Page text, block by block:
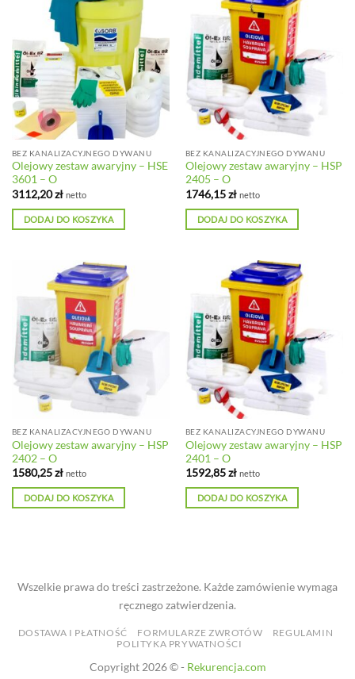
BEZ KANALIZACYJNEGO DYWANU
Olejowy zestaw awaryjny – HSE
3601 – O
3112,20zł netto
DODAJ DO KOSZYKA
BEZ KANALIZACYJNEGO DYWANU
Olejowy zestaw awaryjny – HSP
2405 – O
1746,15zł netto
DODAJ DO KOSZYKA
BEZ KANALIZACYJNEGO DYWANU
Olejowy zestaw awaryjny – HSP
2402 – O
1580,25zł netto
DODAJ DO KOSZYKA
BEZ KANALIZACYJNEGO DYWANU
Olejowy zestaw awaryjny – HSP
2401 – O
1592,85zł netto
DODAJ DO KOSZYKA
Wszelkie prawa do treści zastrzeżone. Każde zamówienie wymaga
ręcznego zatwierdzenia.
DOSTAWA I PŁATNOŚĆ FORMULARZE ZWROTÓW
REGULAMIN
POLITYKA PRYWATNOŚCI
Copyright 2026 © - Rekurencja.com